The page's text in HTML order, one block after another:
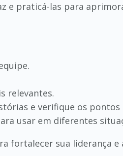
e praticá-las para
relevantes.
e verifique os
usar em diferentes
fortalecer sua liderança